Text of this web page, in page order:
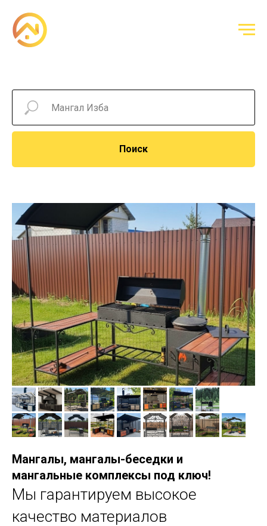
Поиск
Мангалы, мангалы-беседки и
мангальные комплексы под ключ!
Мы гарантируем высокое
качество материалов